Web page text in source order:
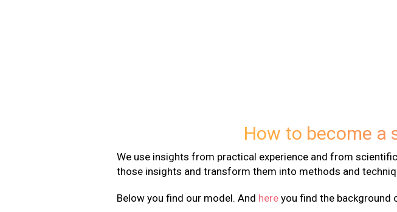
How to become a
We use insights from practical experience and from
those insights and transform them into methods and
Below you find our model. And here you find the background